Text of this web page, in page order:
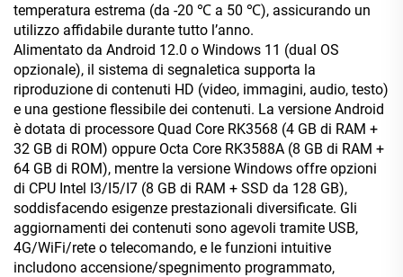
temperatura estrema (da -20 ℃ a 50 ℃), assicurando un
utilizzo affidabile durante tutto l’anno.
Alimentato da Android 12.0 o Windows 11 (dual OS
opzionale), il sistema di segnaletica supporta la
riproduzione di contenuti HD (video, immagini, audio, testo)
e una gestione flessibile dei contenuti. La versione Android
è dotata di processore Quad Core RK3568 (4 GB di RAM +
32 GB di ROM) oppure Octa Core RK3588A (8 GB di RAM +
64 GB di ROM), mentre la versione Windows offre opzioni
di CPU Intel I3/I5/I7 (8 GB di RAM + SSD da 128 GB),
soddisfacendo esigenze prestazionali diversificate. Gli
aggiornamenti dei contenuti sono agevoli tramite USB,
4G/WiFi/rete o telecomando, e le funzioni intuitive
includono accensione/spegnimento programmato,